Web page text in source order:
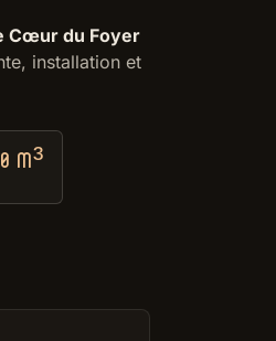
Cœur du Foyer
installation et
m³